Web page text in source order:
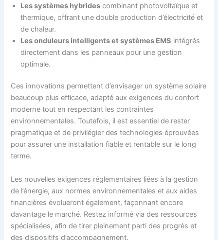
Les systèmes hybrides combinant photovoltaïque et
thermique, offrant une double production d’électricité et
de chaleur.
Les onduleurs intelligents et systèmes EMS intégrés
directement dans les panneaux pour une gestion
optimale.
Ces innovations permettent d’envisager un système solaire
beaucoup plus efficace, adapté aux exigences du confort
moderne tout en respectant les contraintes
environnementales. Toutefois, il est essentiel de rester
pragmatique et de privilégier des technologies éprouvées
pour assurer une installation fiable et rentable sur le long
terme.
Les nouvelles exigences réglementaires liées à la gestion
de l’énergie, aux normes environnementales et aux aides
financières évolueront également, façonnant encore
davantage le marché. Restez informé via des ressources
spécialisées, afin de tirer pleinement parti des progrès et
des dispositifs d’accompagnement.